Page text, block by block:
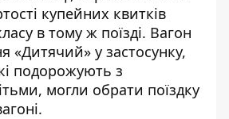
купейних квитків
в тому ж поїзді. Вагон
«Дитячий» у застосунку,
подорожують з
могли обрати поїздку